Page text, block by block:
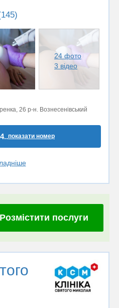
24 фото
3 відео
26 р-н. Вознесенівський
показати номер
Розмістити послуги